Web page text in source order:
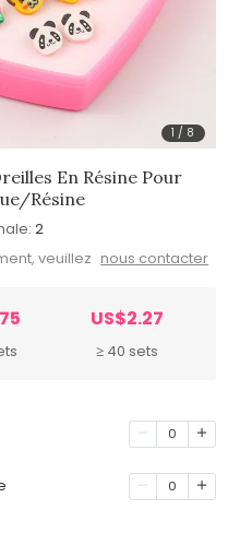
1 / 8
En Résine Pour
Résine
2
veuillez nous contacter
US$2.27
≥ 40 sets
0
0